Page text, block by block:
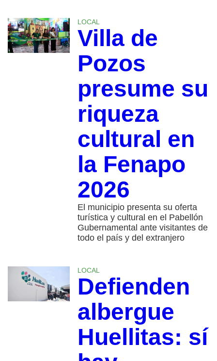
LOCAL
Villa de
Pozos
presume su
riqueza
cultural en
la Fenapo
2026
El municipio presenta su oferta
turística y cultural en el Pabellón
Gubernamental ante visitantes de
todo el país y del extranjero
LOCAL
Defienden
albergue
Huellitas: sí